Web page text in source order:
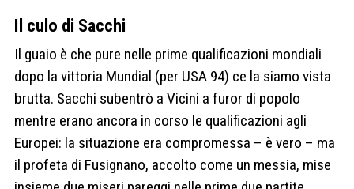
Il culo di Sacchi
Il guaio è che pure nelle prime qualificazioni mondiali
dopo la vittoria Mundial (per USA 94) ce la siamo vista
brutta. Sacchi subentrò a Vicini a furor di popolo
mentre erano ancora in corso le qualificazioni agli
Europei: la situazione era compromessa – è vero – ma
il profeta di Fusignano, accolto come un messia, mise